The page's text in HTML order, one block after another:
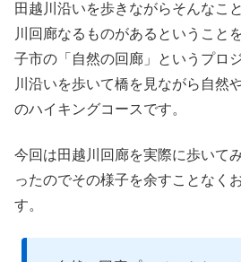
田越川沿いを歩きながらそんなこ
川回廊なるものがあるということ
子市の「自然の回廊」というプロ
川沿いを歩いて橋を見ながら自然
のハイキングコースです。
今回は田越川回廊を実際に歩いて
ったのでその様子を余すことなく
す。